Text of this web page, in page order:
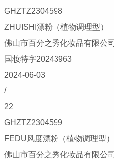
GHZTZ2304598
ZHUISHI漂粉（植物调理型）
佛山市百分之秀化妆品有限公司
国妆特字20243963
2024-06-03
/
22
GHZTZ2304599
FEDU风度漂粉（植物调理型）
佛山市百分之秀化妆品有限公司